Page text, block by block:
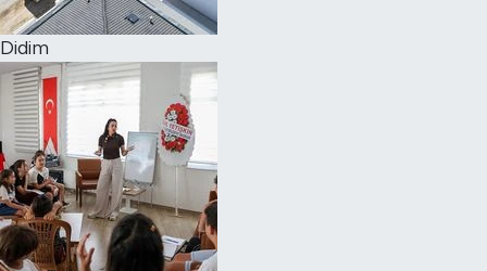
Didim